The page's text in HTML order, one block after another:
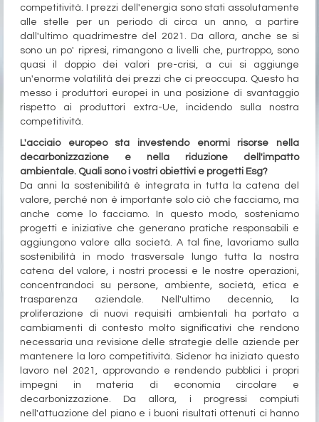
competitività. I prezzi dell'energia sono stati assolutamente
alle stelle per un periodo di circa un anno, a partire
dall'ultimo quadrimestre del 2021. Da allora, anche se si
sono un po' ripresi, rimangono a livelli che, purtroppo, sono
quasi il doppio dei valori pre-crisi, a cui si aggiunge
un'enorme volatilità dei prezzi che ci preoccupa. Questo ha
messo i produttori europei in una posizione di svantaggio
rispetto ai produttori extra-Ue, incidendo sulla nostra
competitività.
L'acciaio europeo sta investendo enormi risorse nella
decarbonizzazione e nella riduzione dell'impatto
ambientale. Quali sono i vostri obiettivi e progetti Esg?
Da anni la sostenibilità è integrata in tutta la catena del
valore, perché non è importante solo ciò che facciamo, ma
anche come lo facciamo. In questo modo, sosteniamo
progetti e iniziative che generano pratiche responsabili e
aggiungono valore alla società. A tal fine, lavoriamo sulla
sostenibilità in modo trasversale lungo tutta la nostra
catena del valore, i nostri processi e le nostre operazioni,
concentrandoci su persone, ambiente, società, etica e
trasparenza aziendale.
Nell'ultimo decennio, la
proliferazione di nuovi requisiti ambientali ha portato a
cambiamenti di contesto molto significativi che rendono
necessaria una revisione delle strategie delle aziende per
mantenere la loro competitività. Sidenor ha iniziato questo
lavoro nel 2021, approvando e rendendo pubblici i propri
impegni in materia di economia circolare e
decarbonizzazione. Da allora, i progressi compiuti
nell'attuazione del piano e i buoni risultati ottenuti ci hanno